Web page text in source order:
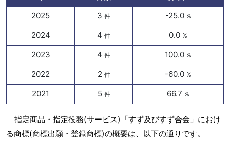
2025
3 件 -25.0 %
2024 4 件 0.0 %
2023 4 件 100.0 %
2022 2 件 -60.0 %
2021 5 件 66.7 %
指定商品・指定役務(サービス)「すず及びすず合金」におけ
る商標(商標出願・登録商標)の概要は、以下の通りです。